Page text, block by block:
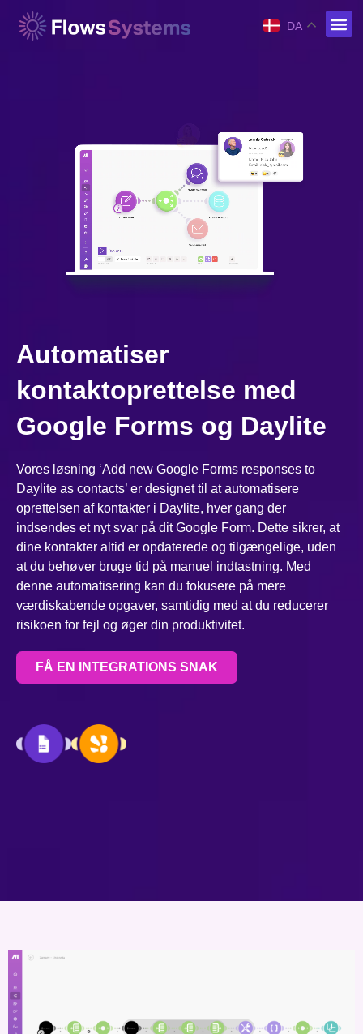
DA
Automatiser
kontaktoprettelse med
Google Forms og Daylite
Vores løsning ‘Add new Google Forms responses to
Daylite as contacts’ er designet til at automatisere
oprettelsen af kontakter i Daylite, hver gang der
indsendes et nyt svar på dit Google Form. Dette sikrer, at
dine kontakter altid er opdaterede og tilgængelige, uden
at du behøver bruge tid på manuel indtastning. Med
denne automatisering kan du fokusere på mere
værdiskabende opgaver, samtidig med at du reducerer
risikoen for fejl og øger din produktivitet.
FÅ EN INTEGRATIONS SNAK